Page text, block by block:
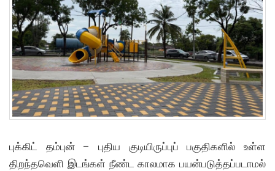
புக்கிட் தம்புன் – புதிய குடியிருப்புப் பகுதிகளில் உள்ள
திறந்தவெளி இடங்கள் நீண்ட காலமாக பயன்படுத்தப்படாமல்